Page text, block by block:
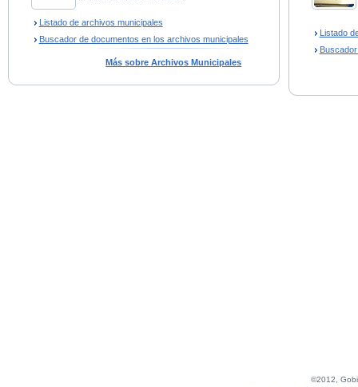
Listado de archivos municipales
Buscador de documentos en los archivos municipales
Más sobre Archivos Municipales
Listado
©2012,